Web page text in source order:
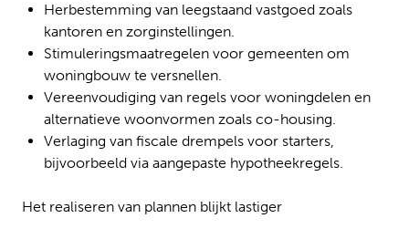
Herbestemming van leegstaand vastgoed zoals
kantoren en zorginstellingen.
Stimuleringsmaatregelen voor gemeenten om
woningbouw te versnellen.
Vereenvoudiging van regels voor woningdelen en
alternatieve woonvormen zoals co-housing.
Verlaging van fiscale drempels voor starters,
bijvoorbeeld via aangepaste hypotheekregels.
Het realiseren van plannen blijkt lastiger